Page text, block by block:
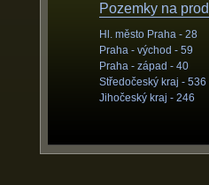
Pozemky na
Hl. město Praha - 28
Praha - východ - 59
Praha - západ - 40
Středočeský kraj - 536
Jihočeský kraj - 246